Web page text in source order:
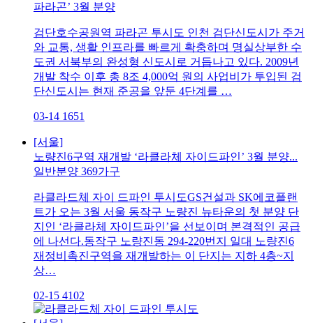
파라곤’ 3월 분양
검단호수공원역 파라곤 투시도 인천 검단신도시가 주거
와 교통, 생활 인프라를 빠르게 확충하며 명실상부한 수
도권 서북부의 완성형 신도시로 거듭나고 있다. 2009년
개발 착수 이후 총 8조 4,000억 원의 사업비가 투입된 검
단신도시는 현재 준공을 앞둔 4단계를 …
03-14 1651
[서울]
노량진6구역 재개발 ‘라클라체 자이드파인’ 3월 분양...
일반분양 369가구
라클라드체 자이 드파인 투시도GS건설과 SK에코플랜
트가 오는 3월 서울 동작구 노량진 뉴타운의 첫 분양 단
지인 ‘라클라체 자이드파인’을 선보이며 본격적인 공급
에 나선다.동작구 노량진동 294-220번지 일대 노량진6
재정비촉진구역을 재개발하는 이 단지는 지하 4층~지
상…
02-15 4102